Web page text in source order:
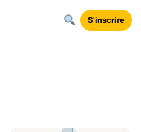
S'inscrire